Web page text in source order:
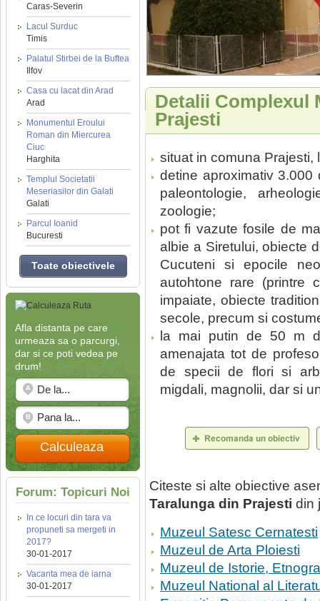
Caras-Severin
Lacul Surduc
Timis
Palatul Stirbei de la Buftea
Ilfov
Casa cu lacat din Arad
Arad
Monumentul Eroului
Roman din Miercurea
Ciuc
Harghita
Templul Societatii
Meseriasilor din Galati
Galati
Parcul Ioanid
Bucuresti
Toate obiectivele
Afla distanta pe care
urmeaza sa o parcurgi,
dar si ce poti vedea pe
drum!
Calculeaza
Forum: Topicuri Noi
In ce locuri din tara va
propuneti sa mergeti in
2017?
30-01-2017
Vacanta mea de iarna
30-01-2017
Detalii Complexul
Prajesti
situat in comuna Prajesti,
detine aproximativ
paleontologie,
zoologie;
pot fi vazute fosile de
albie a Siretului, obiecte
Cucuteni si epocile
autohtone rare (printre
impaiate, obiecte
secole, precum si
la mai putin de 50 m
amenajata tot de
de specii de flori si
migdali, magnolii, dar si
Citeste si alte obiective
Taralunga din Prajesti din
Muzeul Satesc Cernatesti
Muzeul de Arta Ploiesti
Muzeul de Istorie,
Muzeul National al